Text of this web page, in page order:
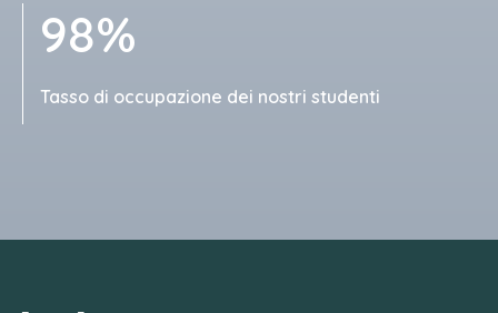
98%
Tasso di occupazione dei nostri studenti